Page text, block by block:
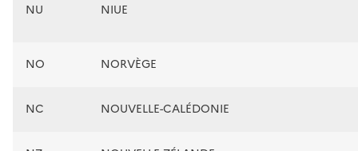
NU NIUE
NO NORVÈGE
NC NOUVELLE-CALÉDONIE